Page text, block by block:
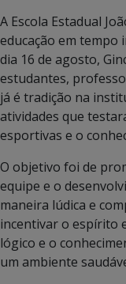
A Escola Estadual
educação em tempo
dia 16 de agosto,
estudantes,
já é tradição na
atividades que
esportivas e o
O objetivo foi de
equipe e o
maneira lúdica e
incentivar o espírito
lógico e o
um ambiente